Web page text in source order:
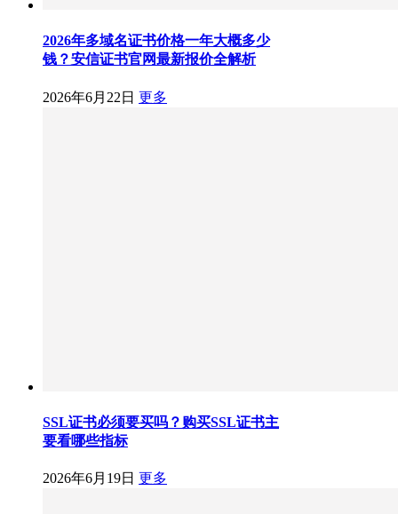
2026年多域名证书价格一年大概多少
钱？安信证书官网最新报价全解析
2026年6月22日 更多
SSL证书必须要买吗？购买SSL证书主
要看哪些指标
2026年6月19日 更多